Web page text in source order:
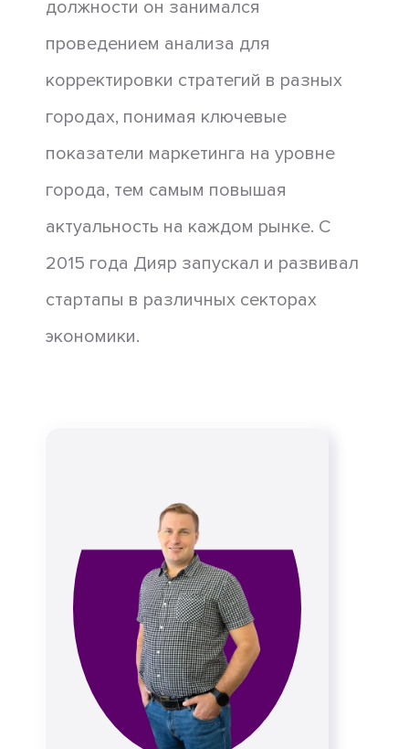
должности он занимался
проведением анализа для
корректировки стратегий в разных
городах, понимая ключевые
показатели маркетинга на уровне
города, тем самым повышая
актуальность на каждом рынке. С
2015 года Дияр запускал и развивал
стартапы в различных секторах
экономики.